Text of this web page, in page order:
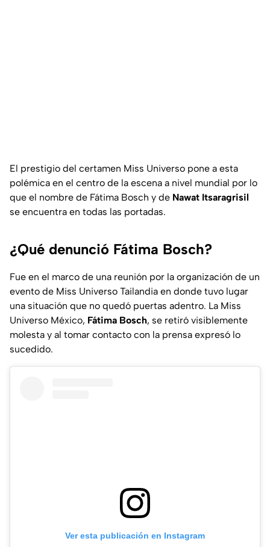
El prestigio del certamen Miss Universo pone a esta
polémica en el centro de la escena a nivel mundial por lo
que el nombre de Fátima Bosch y de Nawat Itsaragrisil
se encuentra en todas las portadas.
¿Qué denunció Fátima Bosch?
Fue en el marco de una reunión por la organización de un
evento de Miss Universo Tailandia en donde tuvo lugar
una situación que no quedó puertas adentro. La Miss
Universo México, Fátima Bosch, se retiró visiblemente
molesta y al tomar contacto con la prensa expresó lo
sucedido.
Ver esta publicación en Instagram